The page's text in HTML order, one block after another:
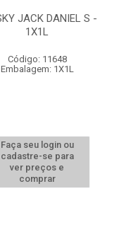
JACK DANIEL S -
1X1L
Código: 11648
Embalagem: 1X1L
Faça seu login ou
cadastre-se para
ver preços e
comprar